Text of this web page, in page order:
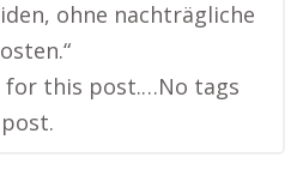
ohne nachträgliche
for this post.…No tags